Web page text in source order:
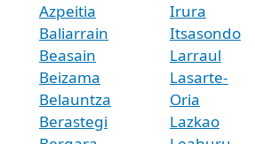
Azpeitia
Baliarrain
Beasain
Beizama
Belauntza
Berastegi
Irura
Itsasondo
Larraul
Lasarte-
Oria
Lazkao